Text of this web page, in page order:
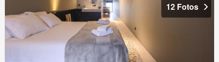
12 Fotos